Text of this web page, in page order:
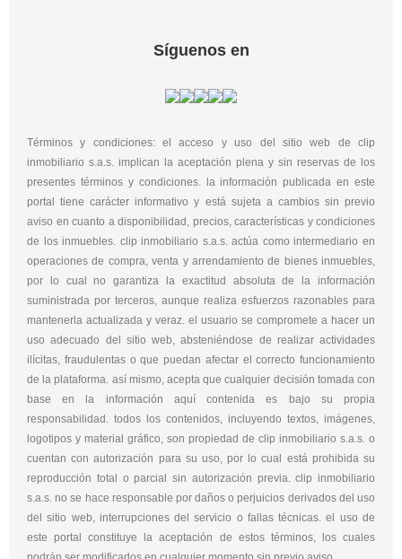
síguenos en
términos y condiciones: el acceso y uso del sitio web de clip
inmobiliario s.a.s. implican la aceptación plena y sin reservas de los
presentes términos y condiciones. la información publicada en este
portal tiene carácter informativo y está sujeta a cambios sin previo
aviso en cuanto a disponibilidad, precios, características y condiciones
de los inmuebles. clip inmobiliario s.a.s. actúa como intermediario en
operaciones de compra, venta y arrendamiento de bienes inmuebles,
por lo cual no garantiza la exactitud absoluta de la información
suministrada por terceros, aunque realiza esfuerzos razonables para
mantenerla actualizada y veraz. el usuario se compromete a hacer un
uso adecuado del sitio web, absteniéndose de realizar actividades
ilícitas, fraudulentas o que puedan afectar el correcto funcionamiento
de la plataforma. así mismo, acepta que cualquier decisión tomada con
base en la información aquí contenida es bajo su propia
responsabilidad. todos los contenidos, incluyendo textos, imágenes,
logotipos y material gráfico, son propiedad de clip inmobiliario s.a.s. o
cuentan con autorización para su uso, por lo cual está prohibida su
reproducción total o parcial sin autorización previa. clip inmobiliario
s.a.s. no se hace responsable por daños o perjuicios derivados del uso
del sitio web, interrupciones del servicio o fallas técnicas. el uso de
este portal constituye la aceptación de estos términos, los cuales